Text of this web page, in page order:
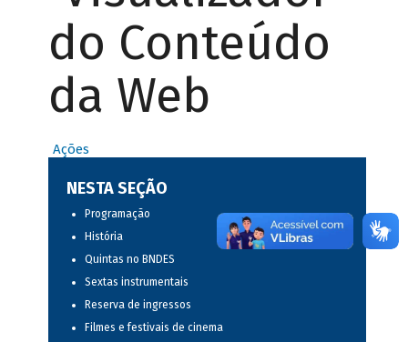
do Conteúdo
da Web
Ações
NESTA SEÇÃO
Programação
História
Quintas no BNDES
Sextas instrumentais
Reserva de ingressos
Filmes e festivais de cinema